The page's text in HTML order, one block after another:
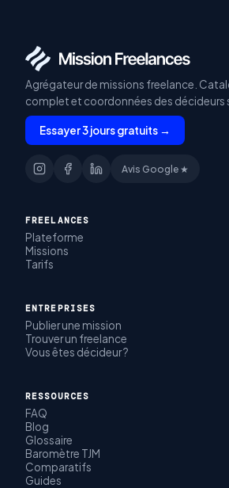
Agrégateur de missions freelance.
complet et coordonnées des décideurs
Essayer 3 jours gratuits →
Avis Google ★
FREELANCES
Plateforme
Missions
Tarifs
ENTREPRISES
Publier une mission
Trouver un freelance
Vous êtes décideur ?
RESSOURCES
FAQ
Blog
Glossaire
Baromètre TJM
Comparatifs
Guides